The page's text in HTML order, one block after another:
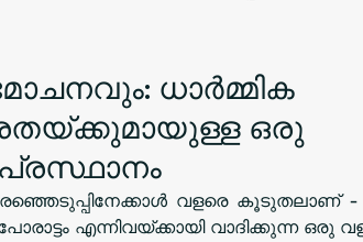
ധാർമ്മിക
ഒരു
വളരെ കൂടുതലാണ്
എന്നിവയ്ക്കായി വാദിക്കുന്ന ഒരു